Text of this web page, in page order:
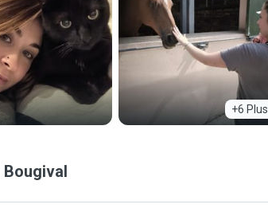
+6 Plus
Bougival